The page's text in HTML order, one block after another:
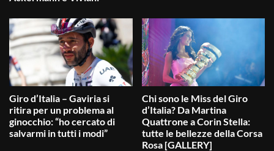
Giro d’Italia – Gaviria si
ritira per un problema al
ginocchio: “ho cercato di
salvarmi in tutti i modi”
Chi sono le Miss del Giro
d’Italia? Da Martina
Quattrone a Corin Stella:
tutte le bellezze della Corsa
Rosa [GALLERY]